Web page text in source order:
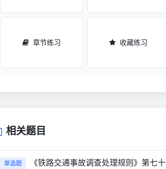
章节练习 收藏练习
相关题目
单选题
《铁路交通事故调查处理规则》第七